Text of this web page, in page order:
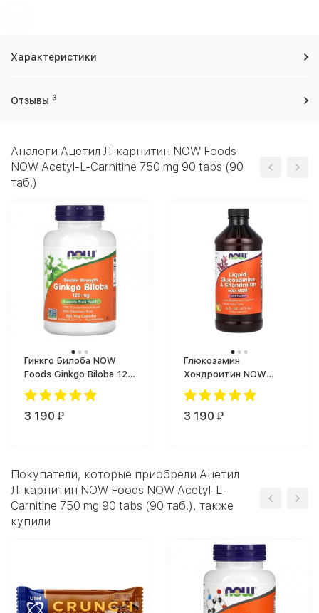
Характеристики
Отзывы 3
Аналоги Ацетил Л-карнитин NOW Foods
NOW Acetyl-L-Carnitine 750 mg 90 tabs (90
таб.)
Гинкго Билоба NOW
Foods Ginkgo Biloba 120
mg (200 капс.)
3 190 ₽
Глюкозамин
Хондроитин NOW
Foods Glucosamine &
Chondroitin with MSM
Liquid, 473 мл. (473
3 190 ₽
Покупатели, которые приобрели Ацетил
Л-карнитин NOW Foods NOW Acetyl-L-
Carnitine 750 mg 90 tabs (90 таб.), также
купили